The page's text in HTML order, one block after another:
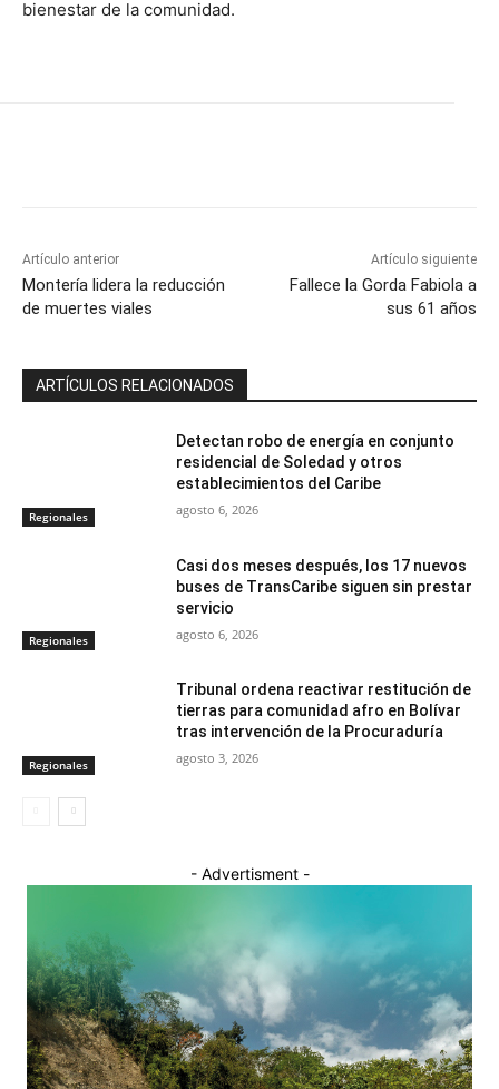
bienestar de la comunidad.
Artículo anterior
Montería lidera la reducción
de muertes viales
Artículo siguiente
Fallece la Gorda Fabiola a
sus 61 años
ARTÍCULOS RELACIONADOS
Regionales
Detectan robo de energía en conjunto
residencial de Soledad y otros
establecimientos del Caribe
agosto 6, 2026
Regionales
Casi dos meses después, los 17 nuevos
buses de TransCaribe siguen sin prestar
servicio
agosto 6, 2026
Regionales
Tribunal ordena reactivar restitución de
tierras para comunidad afro en Bolívar
tras intervención de la Procuraduría
agosto 3, 2026
- Advertisment -